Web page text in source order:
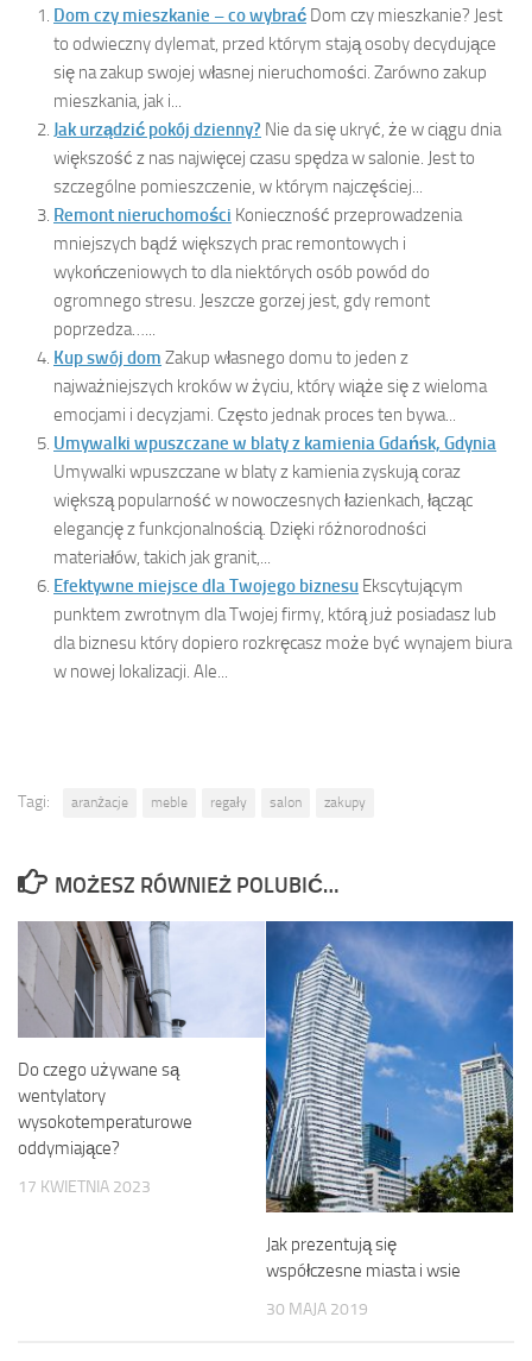
Dom czy mieszkanie – co wybrać Dom czy mieszkanie? Jest
to odwieczny dylemat, przed którym stają osoby decydujące
się na zakup swojej własnej nieruchomości. Zarówno zakup
mieszkania, jak i...
Jak urządzić pokój dzienny? Nie da się ukryć, że w ciągu dnia
większość z nas najwięcej czasu spędza w salonie. Jest to
szczególne pomieszczenie, w którym najczęściej...
Remont nieruchomości Konieczność przeprowadzenia
mniejszych bądź większych prac remontowych i
wykończeniowych to dla niektórych osób powód do
ogromnego stresu. Jeszcze gorzej jest, gdy remont
poprzedza…...
Kup swój dom Zakup własnego domu to jeden z
najważniejszych kroków w życiu, który wiąże się z wieloma
emocjami i decyzjami. Często jednak proces ten bywa...
Umywalki wpuszczane w blaty z kamienia Gdańsk, Gdynia
Umywalki wpuszczane w blaty z kamienia zyskują coraz
większą popularność w nowoczesnych łazienkach, łącząc
elegancję z funkcjonalnością. Dzięki różnorodności
materiałów, takich jak granit,...
Efektywne miejsce dla Twojego biznesu Ekscytującym
punktem zwrotnym dla Twojej firmy, którą już posiadasz lub
dla biznesu który dopiero rozkręcasz może być wynajem biura
w nowej lokalizacji. Ale...
Tagi: aranżacje meble regały salon zakupy
MOŻESZ RÓWNIEŻ POLUBIĆ…
Do czego używane są
wentylatory
wysokotemperaturowe
oddymiające?
17 KWIETNIA 2023
Jak prezentują się
współczesne miasta i wsie
30 MAJA 2019